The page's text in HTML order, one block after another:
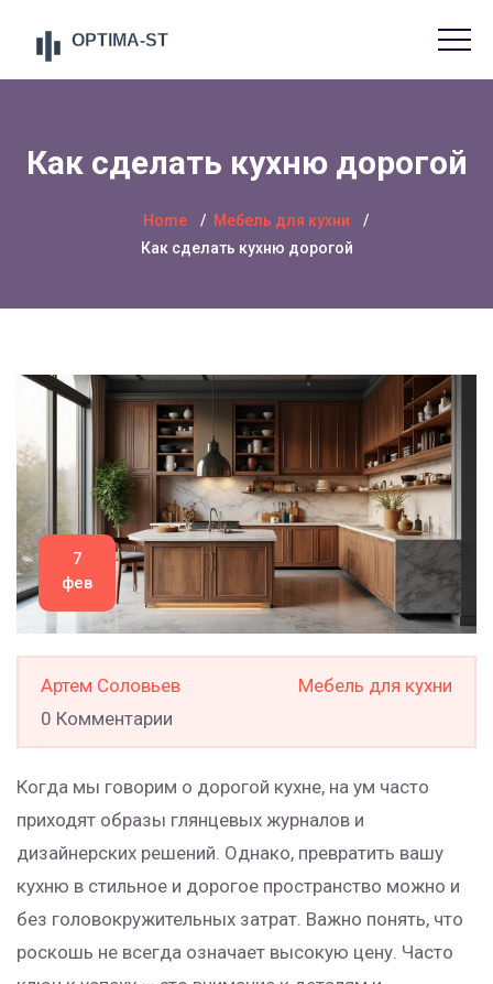
Как сделать кухню дорогой
Home
Мебель для кухни
Как сделать кухню дорогой
7
фев
Артем Соловьев
Мебель для кухни
0 Комментарии
Когда мы говорим о дорогой кухне, на ум часто
приходят образы глянцевых журналов и
дизайнерских решений. Однако, превратить вашу
кухню в стильное и дорогое пространство можно и
без головокружительных затрат. Важно понять, что
роскошь не всегда означает высокую цену. Часто